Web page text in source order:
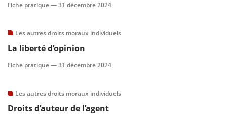
Fiche pratique —31 décembre 2024
Les autres droits moraux individuels
La liberté d’opinion
Fiche pratique —31 décembre 2024
Les autres droits moraux individuels
Droits d’auteur de l’agent